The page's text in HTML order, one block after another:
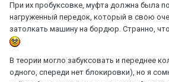
При их пробуксовке, муфта должна была
нагруженный передок, который в свою
затолкать машину на бордюр. Странно,
В теории могло забуксовать и переднее
одного, спереди нет блокировки), но я